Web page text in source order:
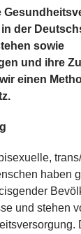
der
sowie
und ihre
einen
haben
und stehen